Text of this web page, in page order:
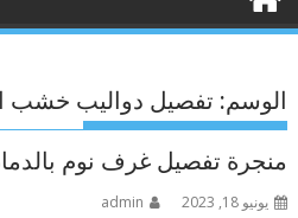
الوسم: تفصيل دواليب خشب
منجرة تفصيل غرف نوم بالدمام
يونيو 18, 2023 admin